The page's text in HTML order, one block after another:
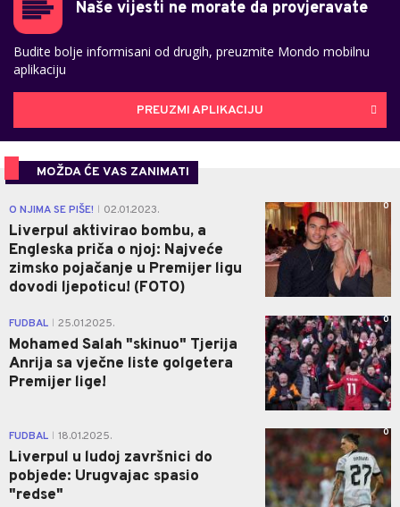
Naše vijesti ne morate da provjeravate
Budite bolje informisani od drugih, preuzmite Mondo mobilnu
aplikaciju
PREUZMI APLIKACIJU
MOŽDA ĆE VAS ZANIMATI
O NJIMA SE PIŠE! 02.01.2023.
Liverpul aktivirao bombu, a
Engleska priča o njoj: Najveće
zimsko pojačanje u Premijer ligu
dovodi ljepoticu! (FOTO)
0
FUDBAL 25.01.2025.
Mohamed Salah "skinuo" Tjerija
Anrija sa vječne liste golgetera
Premijer lige!
0
FUDBAL 18.01.2025.
Liverpul u ludoj završnici do
pobjede: Urugvajac spasio
"redse"
0